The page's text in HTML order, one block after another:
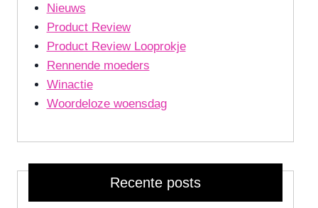
Nieuws
Product Review
Product Review Looprokje
Rennende moeders
Winactie
Woordeloze woensdag
Recente posts